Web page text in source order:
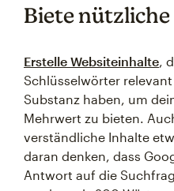
Biete
Erstelle Websiteinhalte,
Schlüsselwörter
Substanz haben, um
Mehrwert zu bieten.
verständliche Inhalte
daran denken, dass
Antwort auf die